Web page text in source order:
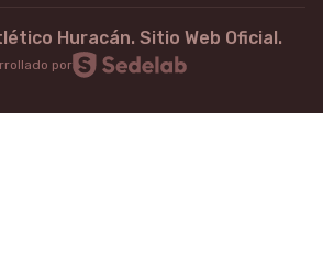
Huracán. Sitio Web Oficial.
por